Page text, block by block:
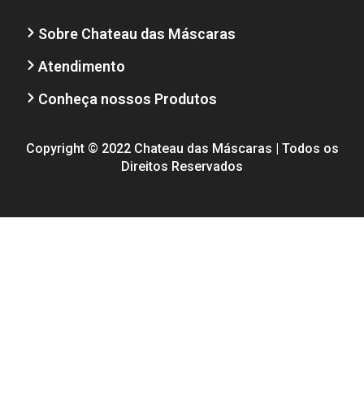
Sobre Chateau das Máscaras
Atendimento
Conheça nossos Produtos
Copyright © 2022 Chateau das Máscaras | Todos os
Direitos Reservados